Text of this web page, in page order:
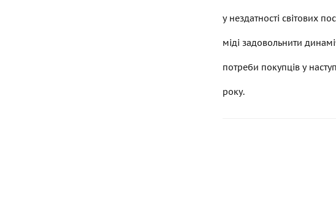
у нездатності світових
міді задовольнити
потреби покупців у
року.